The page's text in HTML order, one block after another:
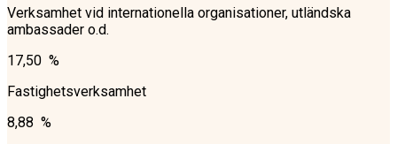
Verksamhet vid internationella organisationer, utländska
ambassader o.d.
17,50 %
Fastighetsverksamhet
8,88 %